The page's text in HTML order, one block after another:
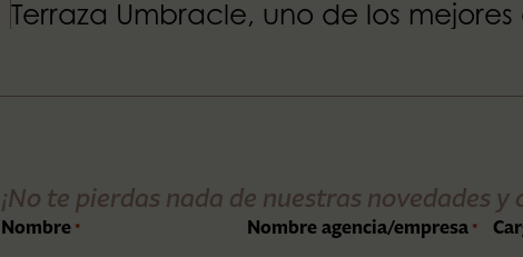
¡No te pierdas nada de nuestras novedades y
Nombre * Nombre agencia/empresa *